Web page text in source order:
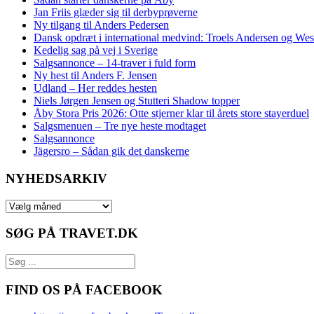
Jan Friis glæder sig til derbyprøverne
Ny tilgang til Anders Pedersen
Dansk opdræt i international medvind: Troels Andersen og
Kedelig sag på vej i Sverige
Salgsannonce – 14‑traver i fuld form
Ny hest til Anders F. Jensen
Udland – Her reddes hesten
Niels Jørgen Jensen og Stutteri Shadow topper
Åby Stora Pris 2026: Otte stjerner klar til årets store stayerduel
Salgsmenuen – Tre nye heste modtaget
Salgsannonce
Jägersro – Sådan gik det danskerne
NYHEDSARKIV
NYHEDSARKIV
SØG PÅ TRAVET.DK
FIND OS PÅ FACEBOOK